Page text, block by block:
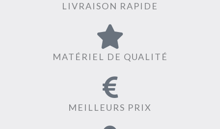
LIVRAISON RAPIDE
MATÉRIEL DE QUALITÉ
MEILLEURS PRIX